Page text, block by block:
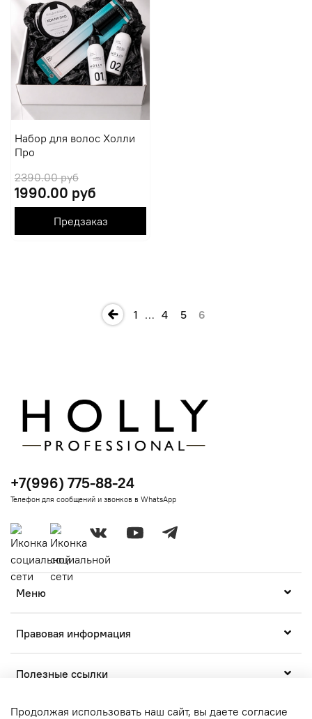
Набор для волос Холли
Про
2390.00 руб
1990.00 руб
Предзаказ
1 … 4 5 6
Меню
Правовая информация
Полезные ссылки
+7(996) 775-88-24
Телефон для сообщений и звонков в WhatsApp
Продолжая использовать наш сайт, вы даете согласие